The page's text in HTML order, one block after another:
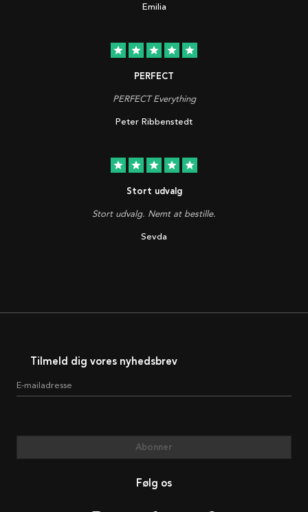
Emilia
star star star star star
PERFECT
PERFECT Everything
Peter Ribbenstedt
star star star star star
Stort udvalg
Stort udvalg. Nemt at bestille.
Sevda
Tilmeld dig vores nyhedsbrev
E-mailadresse
Abonner
Følg os